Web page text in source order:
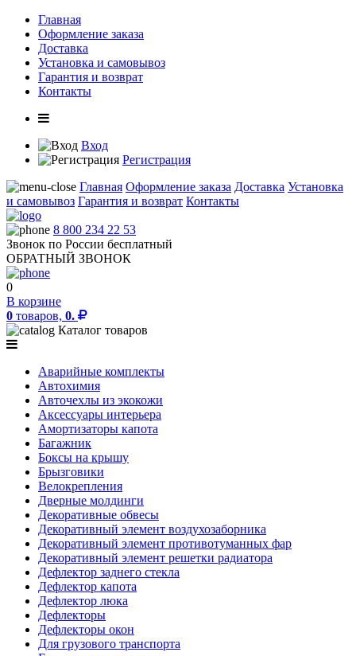
Главная
Оформление заказа
Доставка
Установка и самовывоз
Гарантия и возврат
Контакты
Вход
Регистрация
Главная Оформление заказа Доставка Установка
и самовывоз Гарантия и возврат Контакты
8 800 234 22 53
Звонок по России бесплатный
ОБРАТНЫЙ ЗВОНОК
0
В корзине
0 товаров, 0.
Каталог товаров
Аварийные комплекты
Автохимия
Авточехлы из экокожи
Аксессуары интерьера
Амортизаторы капота
Багажник
Боксы на крышу
Брызговики
Велокрепления
Дверные молдинги
Декоративные обвесы
Декоративный элемент воздухозаборника
Декоративный элемент противотуманных фар
Декоративный элемент решетки радиатора
Дефлектор заднего стекла
Дефлектор капота
Дефлектор люка
Дефлекторы
Дефлекторы окон
Для грузового транспорта